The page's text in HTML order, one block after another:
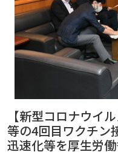
【新型コロナウイ
等の4回目ワクチン
迅速化等を厚生労